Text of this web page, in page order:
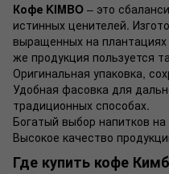
Кофе KIMBO – это
истинных ценителей.
выращенных на
же продукция пользуется
Оригинальная упаковка,
Удобная фасовка для
традиционных способах.
Богатый выбор напитков
Высокое качество
Где купить кофе